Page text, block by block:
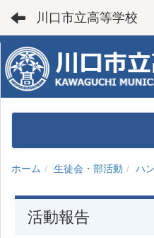
川口市立高等学校
ホーム 生徒会・部活動 ハ
活動報告